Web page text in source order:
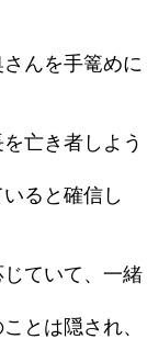
さんを手篭めに
亡き者しよう
ると確信し
ていて、一緒
とは隠され、